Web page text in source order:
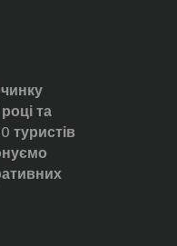
та
туристів